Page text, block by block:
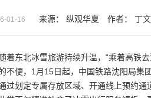
01-16 来源： 纵观华夏 作者： 丁文
随着东北冰雪旅游持续升温，“乘着高铁
不便，1月15日起，中国铁路沈阳局集
过划定专属存放区域、开通线上预约通